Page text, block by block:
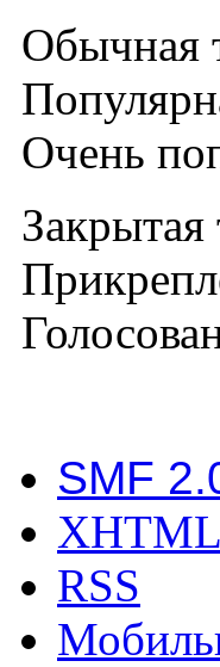
Обычная
Очень
Закрытая
SMF
XHTML
RSS